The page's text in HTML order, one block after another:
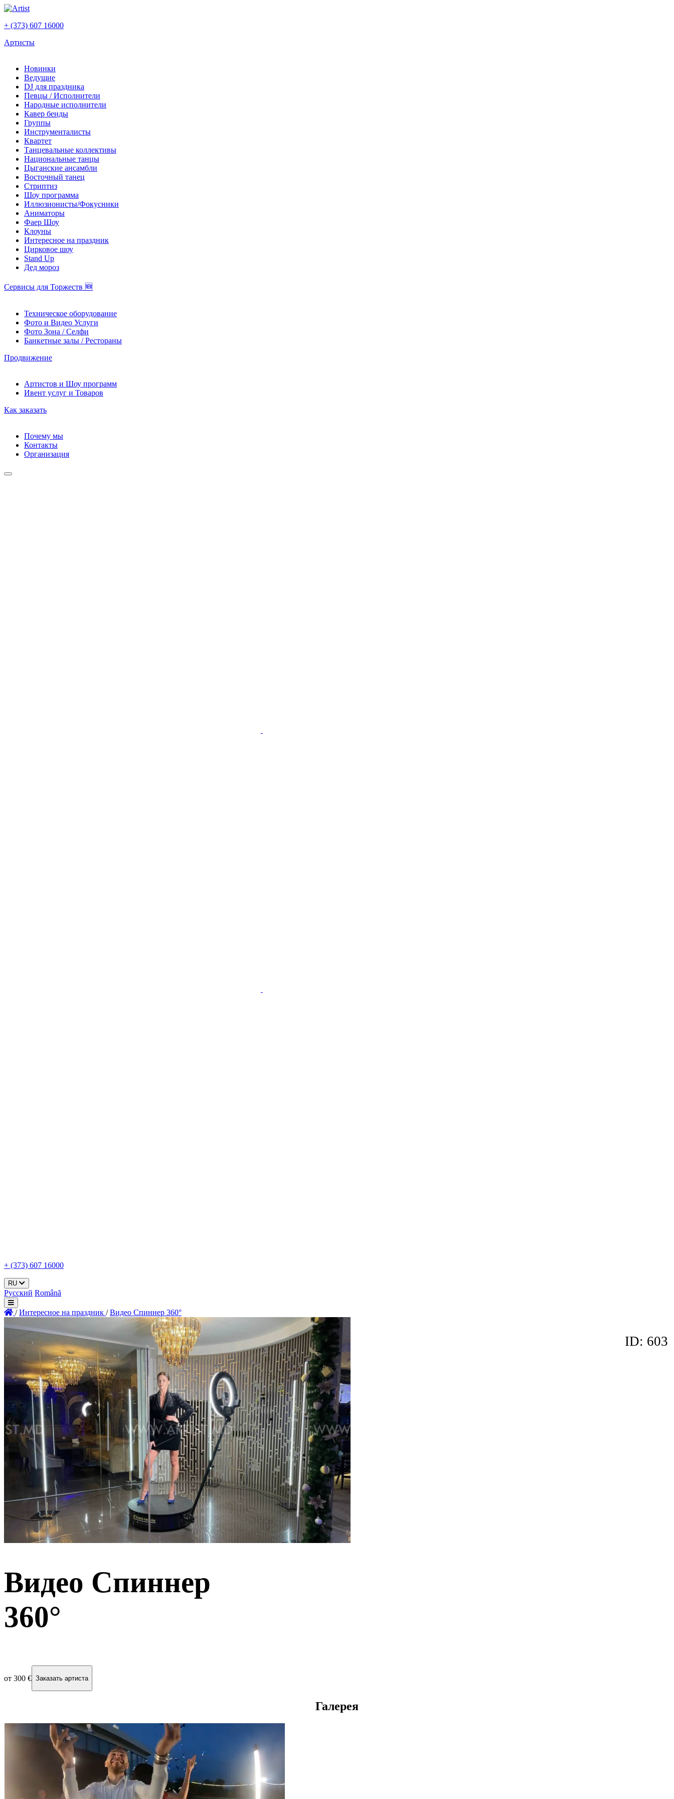
+ (373) 607 16000
Артисты
Новинки
Ведущие
DJ для праздника
Певцы / Исполнители
Народные исполнители
Кавер бенды
Группы
Инструменталисты
Квартет
Танцевальные коллективы
Национальные танцы
Цыганские ансамбли
Восточный танец
Стриптиз
Шоу программа
Иллюзионисты/Фокусники
Аниматоры
Фаер Шоу
Клоуны
Интересное на праздник
Цирковое шоу
Stand Up
Дед мороз
Сервисы для Торжеств 🆕
Техническое оборудование
Фото и Видео Услуги
Фото Зона / Селфи
Банкетные залы / Рестораны
Продвижение
Артистов и Шоу программ
Ивент услуг и Товаров
Как заказать
Почему мы
Контакты
Организация
+ (373) 607 16000
RU
Русский Română
/ Интересное на праздник / Видео Спиннер 360°
ID: 603
Видео Спиннер
360°
от 300 € Заказать артиста
Галерея